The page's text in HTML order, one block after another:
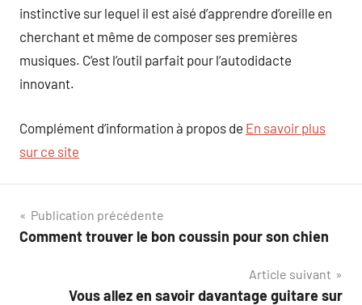
instinctive sur lequel il est aisé d’apprendre d’oreille en
cherchant et même de composer ses premières
musiques. C’est l’outil parfait pour l’autodidacte
innovant.
Complément d’information à propos de En savoir plus
sur ce site
Navigation
de
Publication précédente
Comment trouver le bon coussin pour son chien
Article suivant
Vous allez en savoir davantage guitare sur